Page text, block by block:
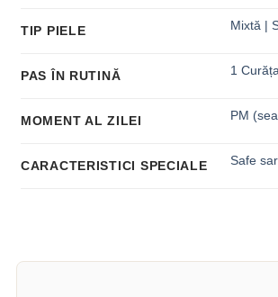
TIP PIELE Mixtă |
PAS ÎN RUTINĂ 1
MOMENT AL ZILEI PM
CARACTERISTICI SPECIALE Safe